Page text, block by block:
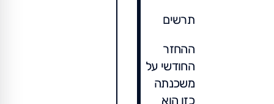
תרשים
ההחזר
החודשי על
משכנתה
כזו הוא